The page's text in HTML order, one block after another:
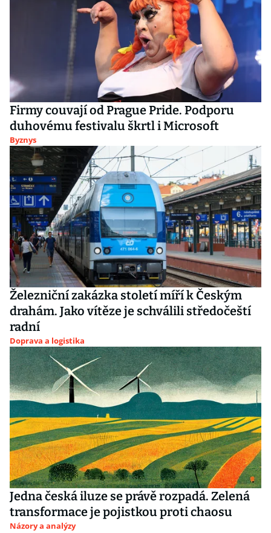
Firmy couvají od Prague Pride. Podporu
duhovému festivalu škrtl i Microsoft
Byznys
Železniční zakázka století míří k Českým
drahám. Jako vítěze je schválili středočeští
radní
Doprava a logistika
Jedna česká iluze se právě rozpadá. Zelená
transformace je pojistkou proti chaosu
Názory a analýzy